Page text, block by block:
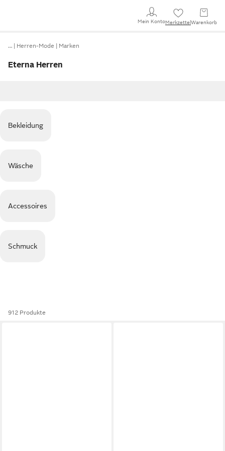
Mein KontoMerkzettel Warenkorb
… Herren-Mode Marken
Eterna Herren
Bekleidung
Wäsche
Accessoires
Schmuck
912 Produkte